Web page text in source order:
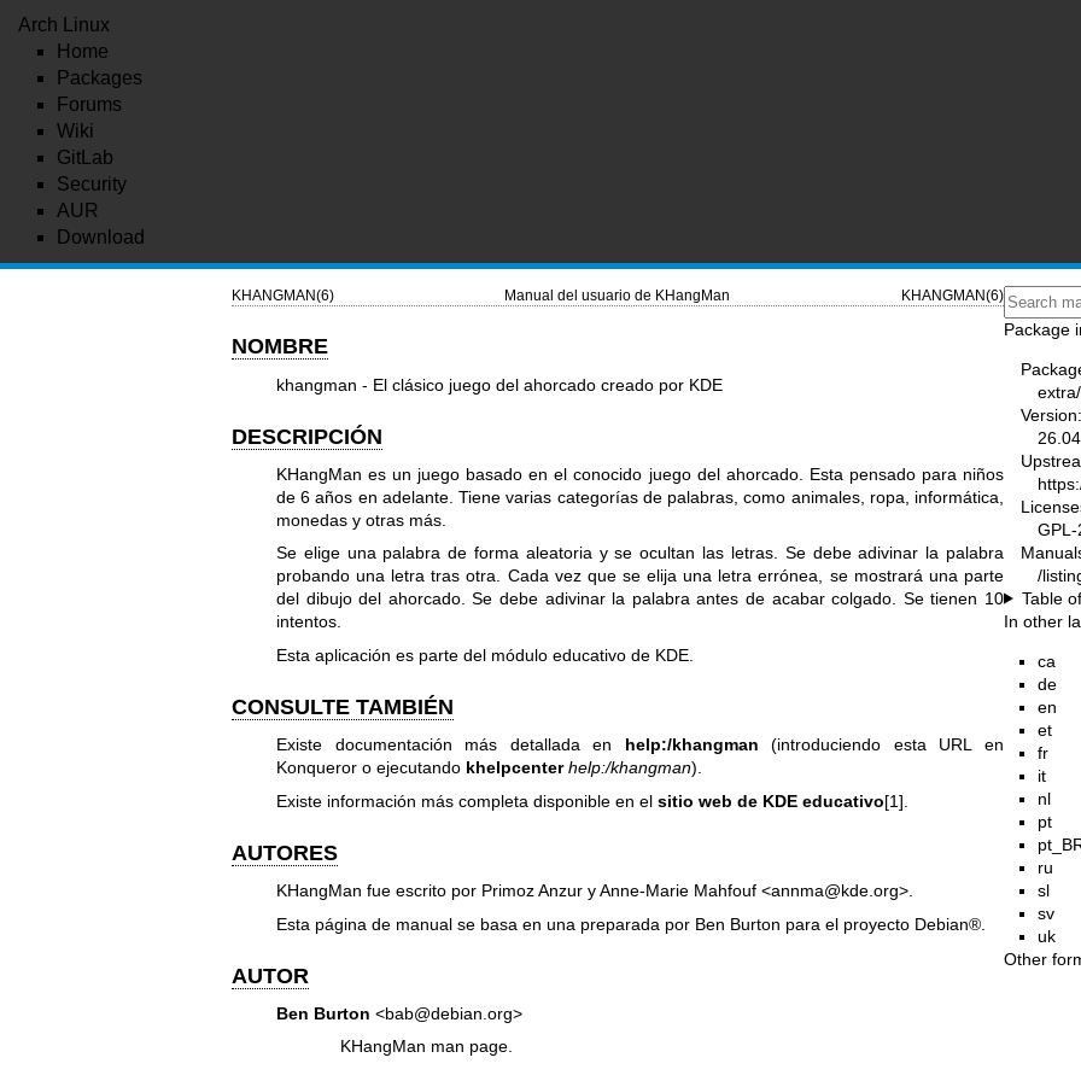
Arch Linux
Home
Packages
Forums
Wiki
GitLab
Security
AUR
Download
KHANGMAN(6) Manual del usuario de KHangMan KHANGMAN(6)
NOMBRE
khangman - El clásico juego del ahorcado creado por KDE
DESCRIPCIÓN
KHangMan es un juego basado en el conocido juego del ahorcado. Esta pensado para niños
de 6 años en adelante. Tiene varias categorías de palabras, como animales, ropa, informática,
monedas y otras más.
Se elige una palabra de forma aleatoria y se ocultan las letras. Se debe adivinar la palabra
probando una letra tras otra. Cada vez que se elija una letra errónea, se mostrará una parte
del dibujo del ahorcado. Se debe adivinar la palabra antes de acabar colgado. Se tienen 10
intentos.
Esta aplicación es parte del módulo educativo de KDE.
CONSULTE TAMBIÉN
Existe documentación más detallada en help:/khangman (introduciendo esta URL en
Konqueror o ejecutando khelpcenter help:/khangman).
Existe información más completa disponible en el sitio web de KDE educativo[1].
AUTORES
KHangMan fue escrito por Primoz Anzur y Anne-Marie Mahfouf <annma@kde.org>.
Esta página de manual se basa en una preparada por Ben Burton para el proyecto Debian®.
AUTOR
Ben Burton <bab@debian.org>
KHangMan man page.
Package
Version:
/
Table
In other
ca
de
en
et
fr
it
nl
pt
ru
sl
sv
uk
Other